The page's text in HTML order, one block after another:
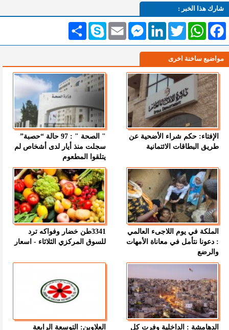
شارك هذا الخبر :
انشر Skype Email
MessengerLinkedInTwitterWhatsAppFacebook
مواضيع ساخنة اخرى
الإفتاء: حكم شراء الأضحية عن
طريق البطاقات الائتمانية
" الصحة " : 97 حالة “حصبة”
سجلت منذ أيار لدى أشخاص لم
يتلقوا المطعوم
الملكة في يوم اللاجىء العالمي
: دعونا نتأمل في معاناة الأمهات
والرضع
3341طن خضار وفواكه ترد
للسوق المركزي الثلاثاء - اسعار
الدهامشة : الداخلية وفرت كل العلاوين: التوسعة الرابعة